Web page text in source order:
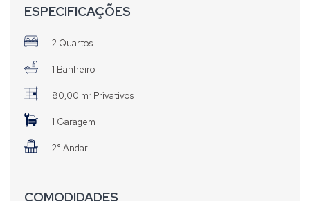
ESPECIFICAÇÕES
2 Quartos
1 Banheiro
80,00 m² Privativos
1 Garagem
2° Andar
COMODIDADES